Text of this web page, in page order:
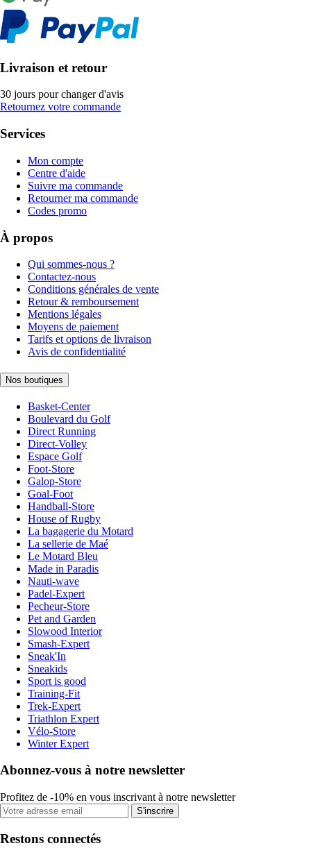
Livraison et retour
30 jours pour changer d'avis
Retournez votre commande
Services
Mon compte
Centre d'aide
Suivre ma commande
Retourner ma commande
Codes promo
À propos
Qui sommes-nous ?
Contactez-nous
Conditions générales de vente
Retour & remboursement
Mentions légales
Moyens de paiement
Tarifs et options de livraison
Avis de confidentialité
Nos boutiques
Basket-Center
Boulevard du Golf
Direct Running
Direct-Volley
Espace Golf
Foot-Store
Galop-Store
Goal-Foot
Handball-Store
House of Rugby
La bagagerie du Motard
La sellerie de Maé
Le Motard Bleu
Made in Paradis
Nauti-wave
Padel-Expert
Pecheur-Store
Pet and Garden
Slowood Interior
Smash-Expert
Sneak'In
Sneakids
Sport is good
Training-Fit
Trek-Expert
Triathlon Expert
Vélo-Store
Winter Expert
Abonnez-vous à notre newsletter
Profitez de -10% en vous inscrivant à notre newsletter
S'inscrire
Restons connectés